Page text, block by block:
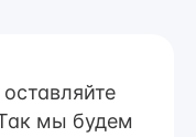
мы будем